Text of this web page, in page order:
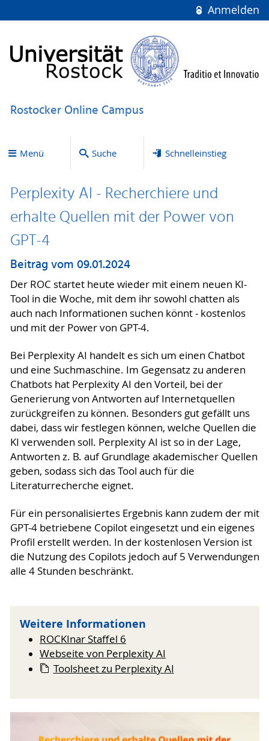
Anmelden
Rostocker Online Campus
Menü Suche Schnelleinstieg
Perplexity AI - Recherchiere und
erhalte Quellen mit der Power von
GPT-4
Beitrag vom 09.01.2024
Der ROC startet heute wieder mit einem neuen KI-
Tool in die Woche, mit dem ihr sowohl chatten als
auch nach Informationen suchen könnt - kostenlos
und mit der Power von GPT-4.
Bei Perplexity AI handelt es sich um einen Chatbot
und eine Suchmaschine. Im Gegensatz zu anderen
Chatbots hat Perplexity AI den Vorteil, bei der
Generierung von Antworten auf Internetquellen
zurückgreifen zu können. Besonders gut gefällt uns
dabei, dass wir festlegen können, welche Quellen die
KI verwenden soll. Perplexity AI ist so in der Lage,
Antworten z. B. auf Grundlage akademischer Quellen
geben, sodass sich das Tool auch für die
Literaturrecherche eignet.
Für ein personalisiertes Ergebnis kann zudem der mit
GPT-4 betriebene Copilot eingesetzt und ein eigenes
Profil erstellt werden. In der kostenlosen Version ist
die Nutzung des Copilots jedoch auf 5 Verwendungen
alle 4 Stunden beschränkt.
Weitere Informationen
ROCKInar Staffel 6
Webseite von Perplexity AI
Toolsheet zu Perplexity AI